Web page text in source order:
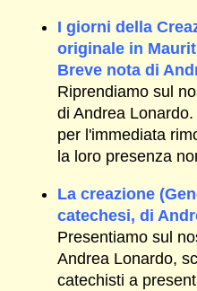
I giorni della
originale in
Breve nota di
Riprendiamo sul
di Andrea
per l'immediata
la loro presenza
La creazione
catechesi, di
Presentiamo sul
Andrea Lonardo,
catechisti a